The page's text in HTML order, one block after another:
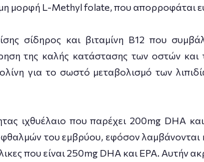
μορφή L-Methyl folate, που απορροφάται
σίδηρος και βιταμίνη Β12 που
της καλής κατάστασης των οστών
για το σωστό μεταβολισμό των
ιχθυέλαιο που παρέχει 200mg DHA
του εμβρύου, εφόσον λαμβάνονται
που είναι 250mg DHA και EPA. Αυτήν